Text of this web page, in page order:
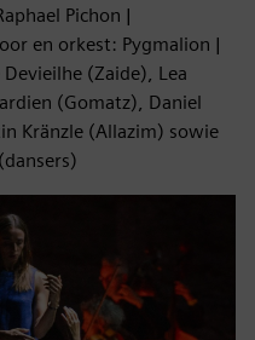
Pichon |
en orkest: Pygmalion |
(Zaide), Lea
(Gomatz), Daniel
Kränzle (Allazim) sowie